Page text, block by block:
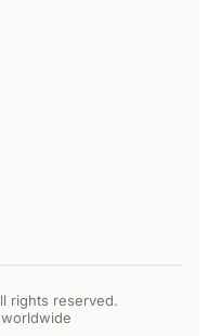
rights reserved.